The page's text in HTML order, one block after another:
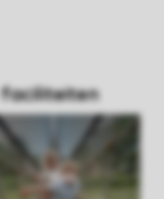
Kids